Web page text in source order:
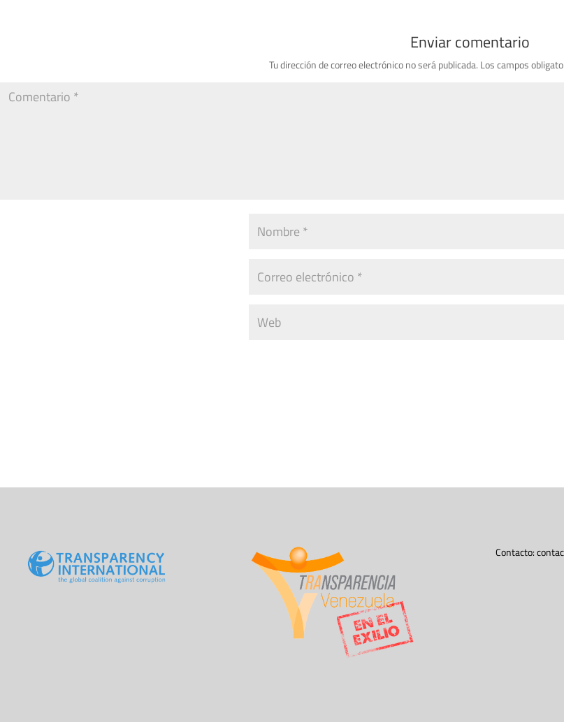
Enviar comentario
Tu dirección de correo electrónico no será publicada. Los campos
Contacto: